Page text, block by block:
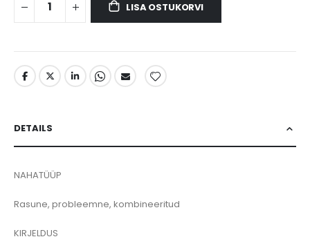
LISA OSTUKORVI
DETAILS
NAHATÜÜP
Rasune, probleemne, kombineeritud
KIRJELDUS